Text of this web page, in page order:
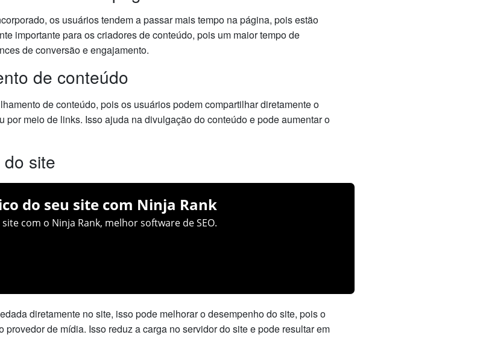
os usuários tendem a passar mais tempo na página, pois estão
importante para os criadores de conteúdo, pois um maior tempo de
de conversão e engajamento.
de conteúdo
de conteúdo, pois os usuários podem compartilhar diretamente o
meio de links. Isso ajuda na divulgação do conteúdo e pode aumentar o
site
do seu site com Ninja Rank
com o Ninja Rank, melhor software de SEO.
diretamente no site, isso pode melhorar o desempenho do site, pois o
de mídia. Isso reduz a carga no servidor do site e pode resultar em